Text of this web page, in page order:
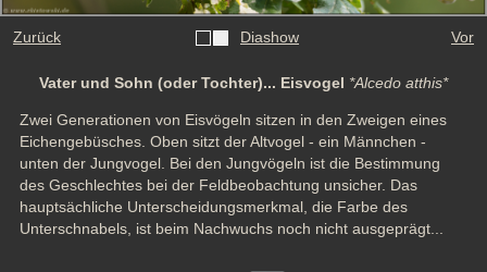
Zurück Diashow Vor
Vater und Sohn (oder Tochter)... Eisvogel *Alcedo atthis*
Zwei Generationen von Eisvögeln sitzen in den Zweigen eines
Eichengebüsches. Oben sitzt der Altvogel - ein Männchen -
unten der Jungvogel. Bei den Jungvögeln ist die Bestimmung
des Geschlechtes bei der Feldbeobachtung unsicher. Das
hauptsächliche Unterscheidungsmerkmal, die Farbe des
Unterschnabels, ist beim Nachwuchs noch nicht ausgeprägt...